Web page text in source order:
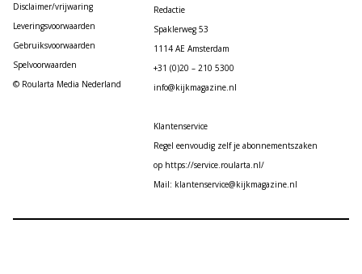
Disclaimer/vrijwaring
Leveringsvoorwaarden
Gebruiksvoorwaarden
Spelvoorwaarden
© Roularta Media Nederland
Redactie
Spaklerweg 53
1114 AE Amsterdam
+31 (0)20 – 210 5300
info@kijkmagazine.nl
Klantenservice
Regel eenvoudig zelf je abonnementszaken
op https://service.roularta.nl/
Mail: klantenservice@kijkmagazine.nl